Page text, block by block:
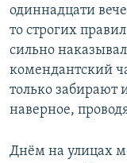
одиннадцати
то строгих
сильно
комендантский
только забирают
наверное,
Днём на улицах